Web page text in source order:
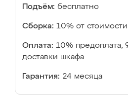
Подъём: бесплатно
Сборка: 10% от стоимости
Оплата: 10% предоплата,
доставки шкафа
Гарантия: 24 месяца